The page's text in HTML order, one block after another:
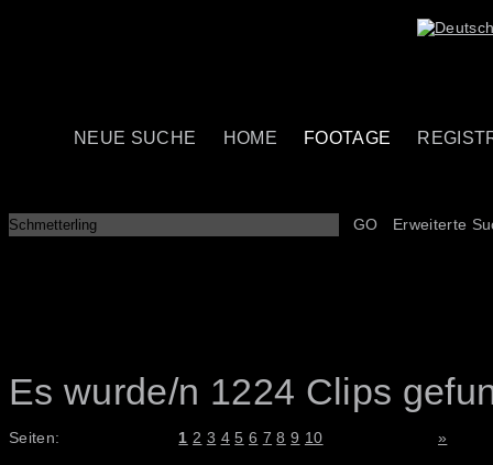
NEUE SUCHE HOME FOOTAGE
GO Erweiterte
Es wurde/n 1224 Clips
Seiten: 1 2 3 4 5 6 7 8 9 10 »